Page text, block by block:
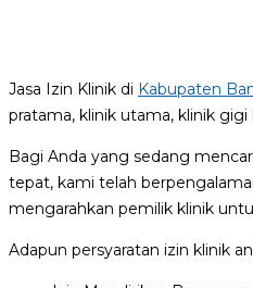
Jasa Izin Klinik di Kabupaten
pratama, klinik utama, klinik
Bagi Anda yang sedang
tepat, kami telah
mengarahkan pemilik klinik
Adapun persyaratan izin klinik